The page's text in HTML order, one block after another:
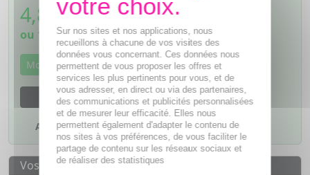
4,84€ TTC
ou 1,21€si 4 fois sans frais
Momentanément indisponible
M'avertir dès que le produit sera disponible
Ajouter à mes favoris
Vos avantages
Sur nos sites et nos applications, nous
recueillons à chacune de vos visites des
données vous concernant. Ces données nous
permettent de vous proposer les offres et
services les plus pertinents pour vous, et de
vous adresser, en direct ou via des partenaires,
des communications et publicités personnalisées
et de mesurer leur efficacité. Elles nous
permettent également d'adapter le contenu de
nos sites à vos préférences, de vous faciliter le
partage de contenu sur les réseaux sociaux et
de réaliser des statistiques